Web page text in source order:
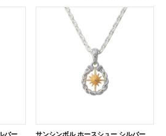
バー
サンシンボル ホースシュー シルバー